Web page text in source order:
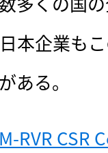
本企業も
ある。
RVR CSR